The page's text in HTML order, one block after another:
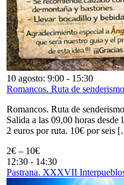
10 agosto: 9:00 - 15:30
Romancos. Ruta de
Romancos. Ruta de
Salida a las 09,00 horas desde
2 euros por ruta. 10€ por seis
2€ – 10€
12:30 - 14:30
Pastrana. XXXVII